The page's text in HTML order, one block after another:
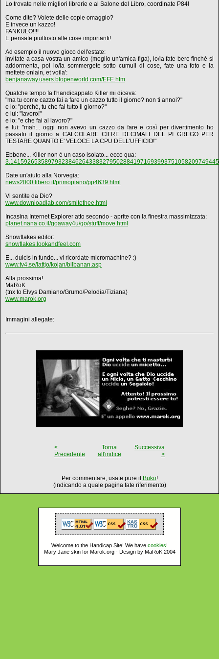
Lo trovate nelle migliori librerie e al Salone del Libro, coordinate P84!
Come dite? Volete delle copie omaggio?
E invece un kazzo!
FANKULO!!!!
E pensate piuttosto alle cose importanti!
Ad esempio il nuovo gioco dell'estate:
invitate a casa vostra un amico (meglio un'amica figa), lo/la fate bere finchè si
addormenta, poi lo/la sommergete sotto cumuli di cose, fate una foto e la
mettete onlain, et voila':
benjanaway.users.btopenworld.com/EFE.htm
Qualche tempo fa l'handicappato Killer mi diceva:
"ma tu come cazzo fai a fare un cazzo tutto il giorno? non ti annoi?"
e io: "perché, tu che fai tutto il giorno?"
e lui: "lavoro!"
e io: "e che fai al lavoro?"
e lui: "mah... oggi non avevo un cazzo da fare e così per divertimento ho
passato il giorno a CALCOLARE CIFRE DECIMALI DEL PI GREGO PER
TESTARE QUANTO E' VELOCE LA CPU DELL'UFFICIO!"
Ebbene... Killer non è un caso isolato... ecco qua:
Date un'aiuto alla Norvegia:
news2000.libero.it/primopiano/pp4639.html
Vi sentite da Dio?
www.downloadlab.com/smitethee.html
Incasina Internet Explorer atto secondo - aprite con la finestra massimizzata:
planet.nana.co.il/goaway4u/go/stuff/move.html
Snowflakes editor:
snowflakes.lookandfeel.com
E... dulcis in fundo... vi ricordate micromachine? :)
www.tv4.se/lattjo/kojan/bilbanan.asp
Alla prossima!
MaRoK
(tnx to Elvys Damiano/Grumo/Pelodia/Tiziana)
www.marok.org
Immagini allegate:
<
Precedente
Torna
all'indice
Successiva
>
Per commentare, usate pure il Buko!
(indicando a quale pagina fate riferimento)
Welcome to the Handicap Site! We have cookies!
Mary Jane skin for Marok.org - Design by MaRoK 2004